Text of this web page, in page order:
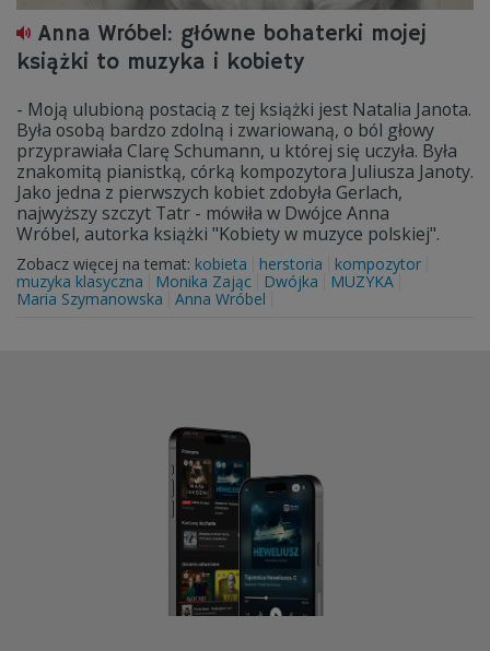
Anna Wróbel: główne bohaterki mojej
książki to muzyka i kobiety
- Moją ulubioną postacią z tej książki jest Natalia Janota.
Była osobą bardzo zdolną i zwariowaną, o ból głowy
przyprawiała Clarę Schumann, u której się uczyła. Była
znakomitą pianistką, córką kompozytora Juliusza Janoty.
Jako jedna z pierwszych kobiet zdobyła Gerlach,
najwyższy szczyt Tatr - mówiła w Dwójce Anna
Wróbel, autorka książki "Kobiety w muzyce polskiej".
Zobacz więcej na temat: kobieta herstoria
kompozytor
muzyka klasyczna
Monika Zając Dwójka
MUZYKA
Maria Szymanowska
Anna Wróbel